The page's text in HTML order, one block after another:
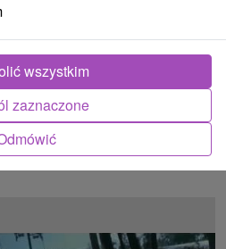
nam nową atrakcję
zaznaczone
wszystkim